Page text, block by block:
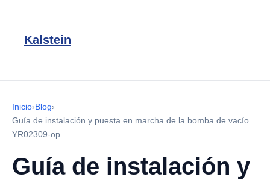
Kalstein
Inicio›Blog›
Guía de instalación y puesta en marcha de la bomba de vacío
YR02309-op
Guía de instalación y